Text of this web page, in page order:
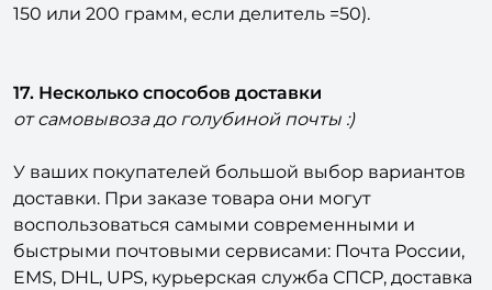
150 или 200 грамм, если делитель =50).
17. Несколько способов доставки
от самовывоза до голубиной почты :)
У ваших покупателей большой выбор вариантов
доставки. При заказе товара они могут
воспользоваться самыми современными и
быстрыми почтовыми сервисами: Почта России,
EMS, DHL, UPS, курьерская служба СПСР, доставка